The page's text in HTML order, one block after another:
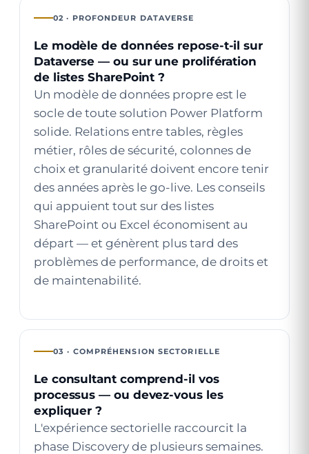
02 · PROFONDEUR DATAVERSE
Le modèle de données repose-t-il sur
Dataverse — ou sur une prolifération
de listes SharePoint ?
Un modèle de données propre est le
socle de toute solution Power Platform
solide. Relations entre tables, règles
métier, rôles de sécurité, colonnes de
choix et granularité doivent encore tenir
des années après le go-live. Les conseils
qui appuient tout sur des listes
SharePoint ou Excel économisent au
départ — et génèrent plus tard des
problèmes de performance, de droits et
de maintenabilité.
03 · COMPRÉHENSION SECTORIELLE
Le consultant comprend-il vos
processus — ou devez-vous les
expliquer ?
L'expérience sectorielle raccourcit la
phase Discovery de plusieurs semaines.